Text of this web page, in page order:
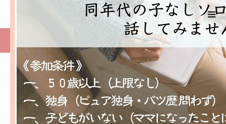
20240622独女座談会フライヤー
20240622独女座談会フライヤー
2024.05.13
わたしの終活スタイルとは
事業概要